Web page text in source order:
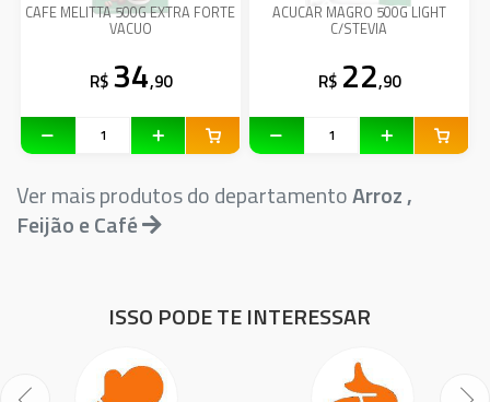
CAFE MELITTA 500G EXTRA FORTE
VACUO
R$ 34,90
ACUCAR MAGRO 500G LIGHT
C/STEVIA
R$ 22,90
Ver mais produtos do departamentoArroz ,
Feijão e Café
ISSO PODE TE INTERESSAR